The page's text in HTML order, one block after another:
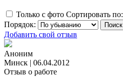
Только с фото Сортировать по:
Порядок:
Добавить свой отзыв
Аноним
Минск | 06.04.2012
Отзыв о работе